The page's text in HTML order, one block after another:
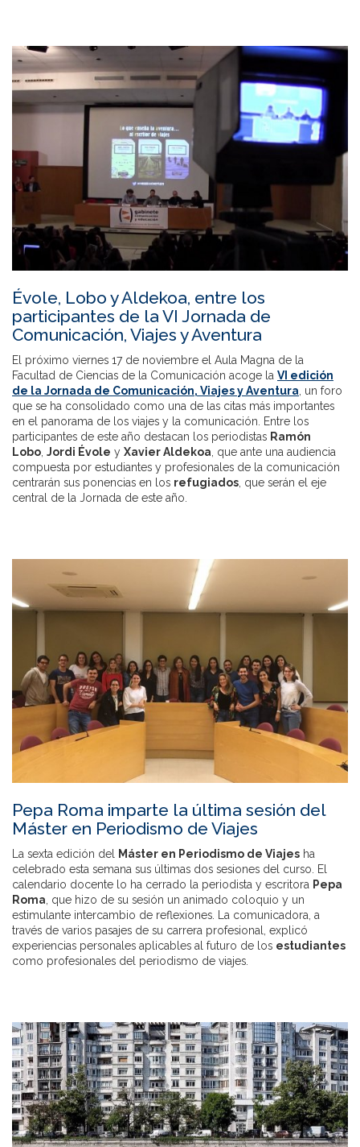
Évole, Lobo y Aldekoa, entre los
participantes de la VI Jornada de
Comunicación, Viajes y Aventura
El próximo viernes 17 de noviembre el Aula Magna de la
Facultad de Ciencias de la Comunicación acoge la VI edición
de la Jornada de Comunicación, Viajes y Aventura , un foro
que se ha consolidado como una de las citas más importantes
en el panorama de los viajes y la comunicación. Entre los
participantes de este año destacan los periodistas Ramón
Lobo Jordi Évole y Xavier Aldekoa , que ante una audiencia
compuesta por estudiantes y profesionales de la comunicación
centrarán sus ponencias en los refugiados , que serán el eje
central de la Jornada de este año.
Pepa Roma imparte la última sesión del
Máster en Periodismo de Viajes
La sexta edición del Máster en Periodismo de Viajes ha
celebrado esta semana sus últimas dos sesiones del curso. El
calendario docente lo ha cerrado la periodista y escritora Pepa
Roma , que hizo de su sesión un animado coloquio y un
estimulante intercambio de reflexiones. La comunicadora, a
través de varios pasajes de su carrera profesional, explicó
experiencias personales aplicables al futuro de los estudiantes
como profesionales del periodismo de viajes.